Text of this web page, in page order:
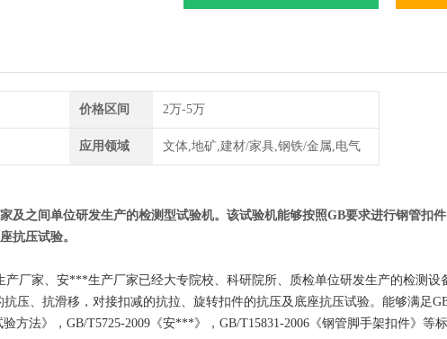
价格区间 2万-5万
应用领域 文体,地矿,建材/家具,钢铁/金属,电气
及之间单位研发生产的检测型试验机。该试验机能够按照GB要求进行钢管扣
抗压试验。
厂家、安***生产厂家已经大专院校、科研院所、质检单位研发生产的检测
压、抗滑移，对接扣减的抗拉、旋转扣件的抗压及底座抗压试验。能够满足
验方法》，GB/T5725-2009 《安***》，GB/T15831-2006 《钢管脚手架扣件》等